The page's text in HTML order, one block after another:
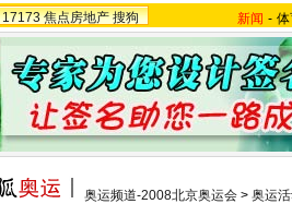
17173 焦点房地产 搜狗 新闻 -
奥运频道-2008北京奥运会 > 奥运